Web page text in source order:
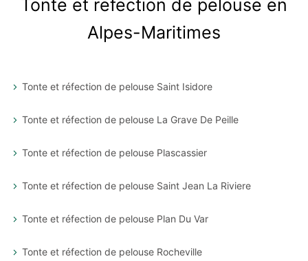
Tonte et refection de pelouse en
Alpes-Maritimes
Tonte et réfection de pelouse Saint Isidore
Tonte et réfection de pelouse La Grave De Peille
Tonte et réfection de pelouse Plascassier
Tonte et réfection de pelouse Saint Jean La Riviere
Tonte et réfection de pelouse Plan Du Var
Tonte et réfection de pelouse Rocheville